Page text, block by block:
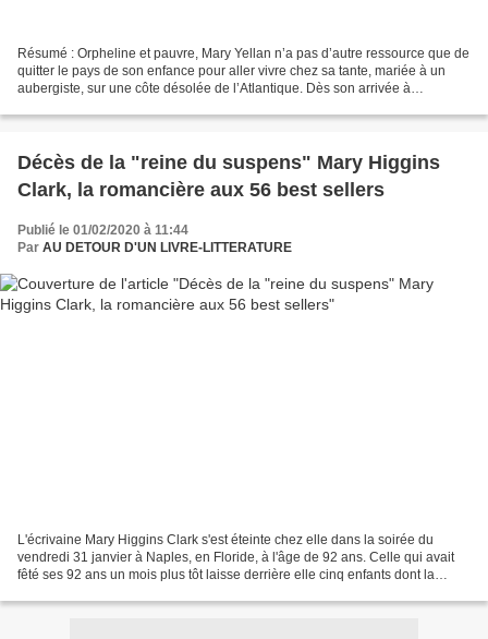
Résumé : Orpheline et pauvre, Mary Yellan n’a pas d’autre ressource que de
quitter le pays de son enfance pour aller vivre chez sa tante, mariée à un
aubergiste, sur une côte désolée de l’Atlantique. Dès son arrivée à
Décès de la "reine du suspens" Mary Higgins
Clark, la romancière aux 56 best sellers
Publié le 01/02/2020 à 11:44
Par AU DETOUR D'UN LIVRE-LITTERATURE
L'écrivaine Mary Higgins Clark s'est éteinte chez elle dans la soirée du
vendredi 31 janvier à Naples, en Floride, à l'âge de 92 ans. Celle qui avait
fêté ses 92 ans un mois plus tôt laisse derrière elle cinq enfants dont la